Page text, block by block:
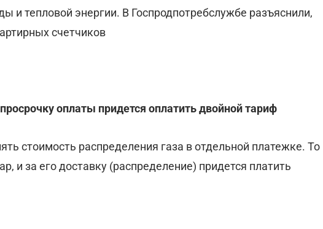
и тепловой энергии. В Госпродпотребслужбе разъяснили,
счетчиков
оплаты придется оплатить двойной тариф
стоимость распределения газа в отдельной платежке. То
и за его доставку (распределение) придется платить